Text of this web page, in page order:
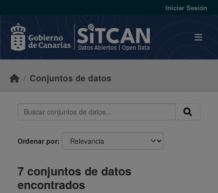
Iniciar Sesión
Conjuntos de datos
Ordenar por
7 conjuntos de datos
encontrados